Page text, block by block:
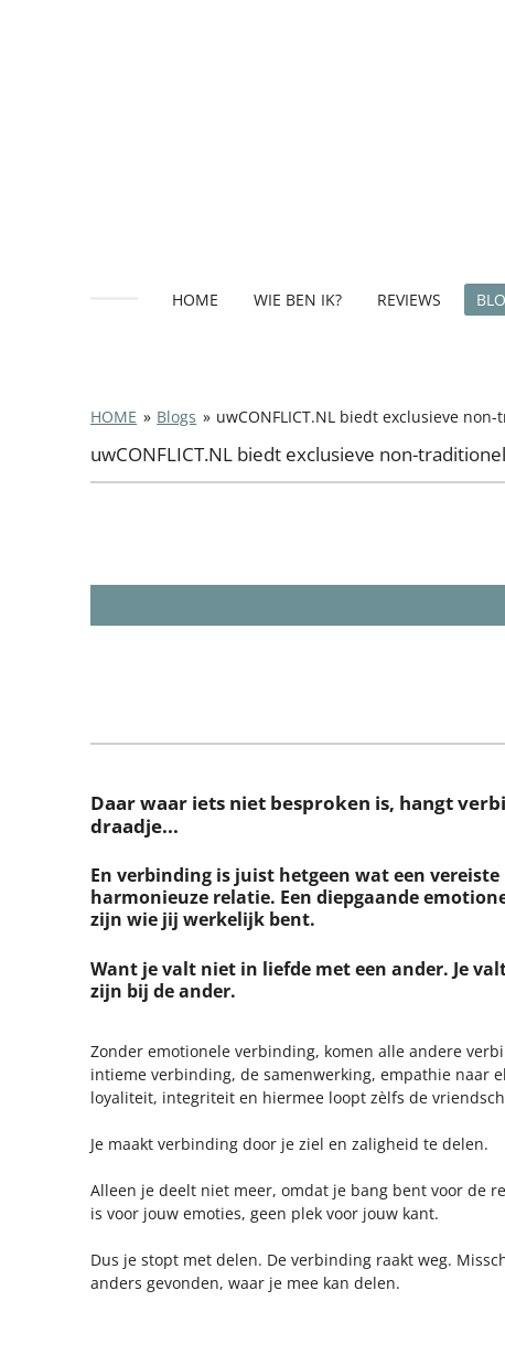
HOME WIE BEN IK? REVIEWS
HOME » Blogs » uwCONFLICT.NL biedt exclusieve
uwCONFLICT.NL biedt exclusieve non-
Daar waar iets niet besproken is, hangt
draadje...
En verbinding is juist hetgeen wat een
harmonieuze relatie. Een diepgaande
zijn wie jij werkelijk bent.
Want je valt niet in liefde met een ander. Je
zijn bij de ander.
Zonder emotionele verbinding, komen alle andere
intieme verbinding, de samenwerking, empathie naar
loyaliteit, integriteit en hiermee loopt zèlfs de
Je maakt verbinding door je ziel en zaligheid te delen.
Alleen je deelt niet meer, omdat je bang bent voor de
is voor jouw emoties, geen plek voor jouw kant.
Dus je stopt met delen. De verbinding raakt weg.
anders gevonden, waar je mee kan delen.